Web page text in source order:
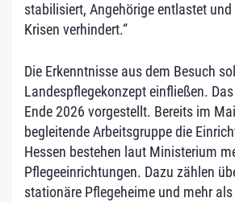
stabilisiert, Angehörige entlastet
Krisen verhindert.“
Die Erkenntnisse aus dem Besuch
Landespflegekonzept einfließen.
Ende 2026 vorgestellt. Bereits im
begleitende Arbeitsgruppe die
Hessen bestehen laut Ministerium
Pflegeeinrichtungen. Dazu zählen
stationäre Pflegeheime und mehr